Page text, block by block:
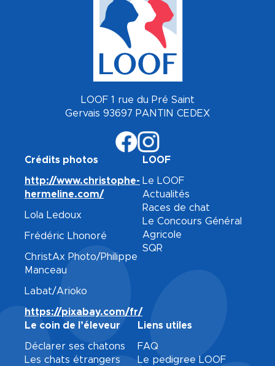
LOOF 1 rue du Pré Saint
Gervais 93697 PANTIN CEDEX
Crédits photos
http://www.christophe-
hermeline.com/
Lola Ledoux
Frédéric Lhonoré
ChristAx Photo/Philippe
Manceau
Labat/Arioko
https://pixabay.com/fr/
LOOF
Le LOOF
Actualités
Races de chat
Le Concours Général
Agricole
SQR
Le coin de l’éleveur
Déclarer ses chatons
Les chats étrangers
Liens utiles
FAQ
Le pedigree LOOF